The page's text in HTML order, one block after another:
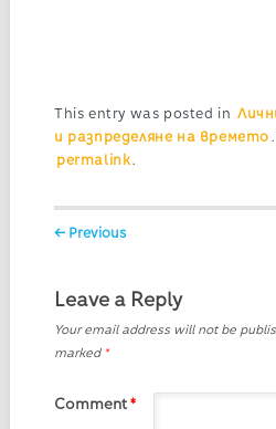
This entry was posted in
и разпределяне на времето
permalink.
Post
← Previous
Leave a Reply
Your email address will not be
marked *
Comment*